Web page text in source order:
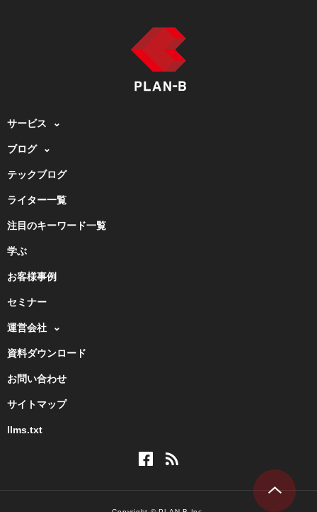
サービス
ブログ
テックブログ
ライター一覧
注目のキーワード一覧
学ぶ
お客様事例
セミナー
運営会社
資料ダウンロード
お問い合わせ
サイトマップ
llms.txt